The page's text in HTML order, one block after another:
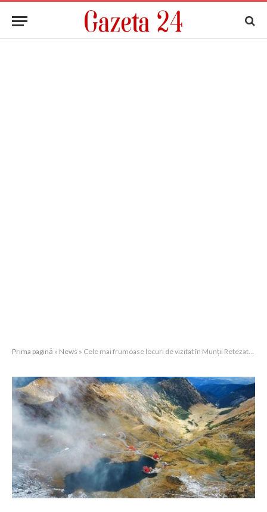
Prima pagină » News » Cele mai frumoase locuri de vizitat în Munții Retezat: Lacuri glaciare și peisaje spectaculoase